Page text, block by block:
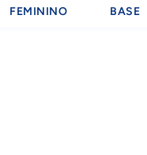
FEMININO BASE